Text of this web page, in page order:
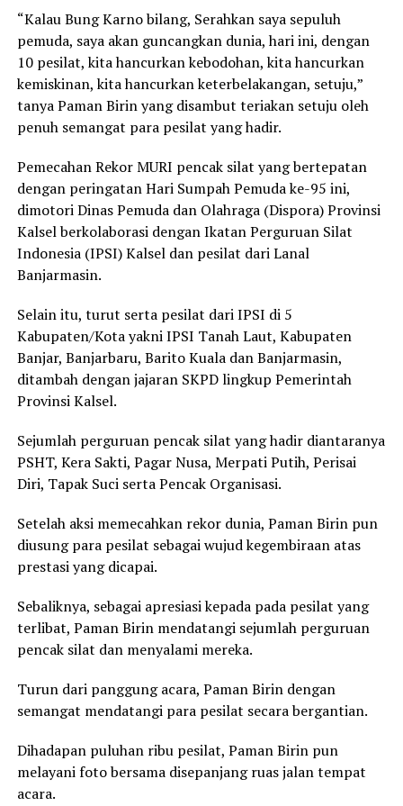
“Kalau Bung Karno bilang, Serahkan saya sepuluh
pemuda, saya akan guncangkan dunia, hari ini, dengan
10 pesilat, kita hancurkan kebodohan, kita hancurkan
kemiskinan, kita hancurkan keterbelakangan, setuju,”
tanya Paman Birin yang disambut teriakan setuju oleh
penuh semangat para pesilat yang hadir.
Pemecahan Rekor MURI pencak silat yang bertepatan
dengan peringatan Hari Sumpah Pemuda ke-95 ini,
dimotori Dinas Pemuda dan Olahraga (Dispora) Provinsi
Kalsel berkolaborasi dengan Ikatan Perguruan Silat
Indonesia (IPSI) Kalsel dan pesilat dari Lanal
Banjarmasin.
Selain itu, turut serta pesilat dari IPSI di 5
Kabupaten/Kota yakni IPSI Tanah Laut, Kabupaten
Banjar, Banjarbaru, Barito Kuala dan Banjarmasin,
ditambah dengan jajaran SKPD lingkup Pemerintah
Provinsi Kalsel.
Sejumlah perguruan pencak silat yang hadir diantaranya
PSHT, Kera Sakti, Pagar Nusa, Merpati Putih, Perisai
Diri, Tapak Suci serta Pencak Organisasi.
Setelah aksi memecahkan rekor dunia, Paman Birin pun
diusung para pesilat sebagai wujud kegembiraan atas
prestasi yang dicapai.
Sebaliknya, sebagai apresiasi kepada pada pesilat yang
terlibat, Paman Birin mendatangi sejumlah perguruan
pencak silat dan menyalami mereka.
Turun dari panggung acara, Paman Birin dengan
semangat mendatangi para pesilat secara bergantian.
Dihadapan puluhan ribu pesilat, Paman Birin pun
melayani foto bersama disepanjang ruas jalan tempat
acara.